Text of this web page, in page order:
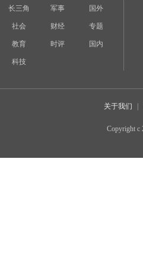
长三角 军事 国外
社会 财经 专题
教育 时评 国内
科技
关于我们
Copyright